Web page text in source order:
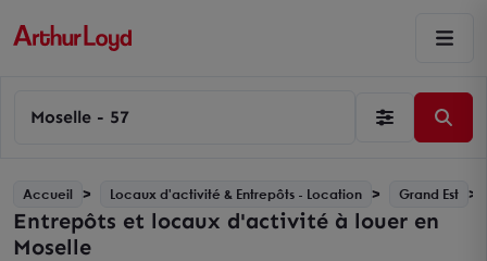
Moselle - 57
Accueil Locaux d'activité & Entrepôts - Location Grand Est
Entrepôts et locaux d'activité à louer en
Moselle